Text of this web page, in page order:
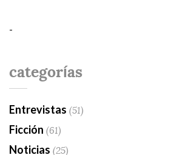
-
categorías
Entrevistas (51)
Ficción (61)
Noticias (25)